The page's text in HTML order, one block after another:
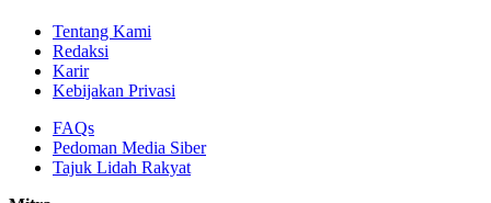
Tentang Kami
Redaksi
Karir
Kebijakan Privasi
FAQs
Pedoman Media Siber
Tajuk Lidah Rakyat